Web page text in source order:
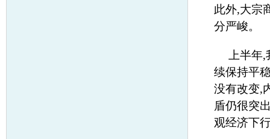
此外,大宗
分严峻。
上半年,
续保持平
没有改变,
盾仍很突
观经济下